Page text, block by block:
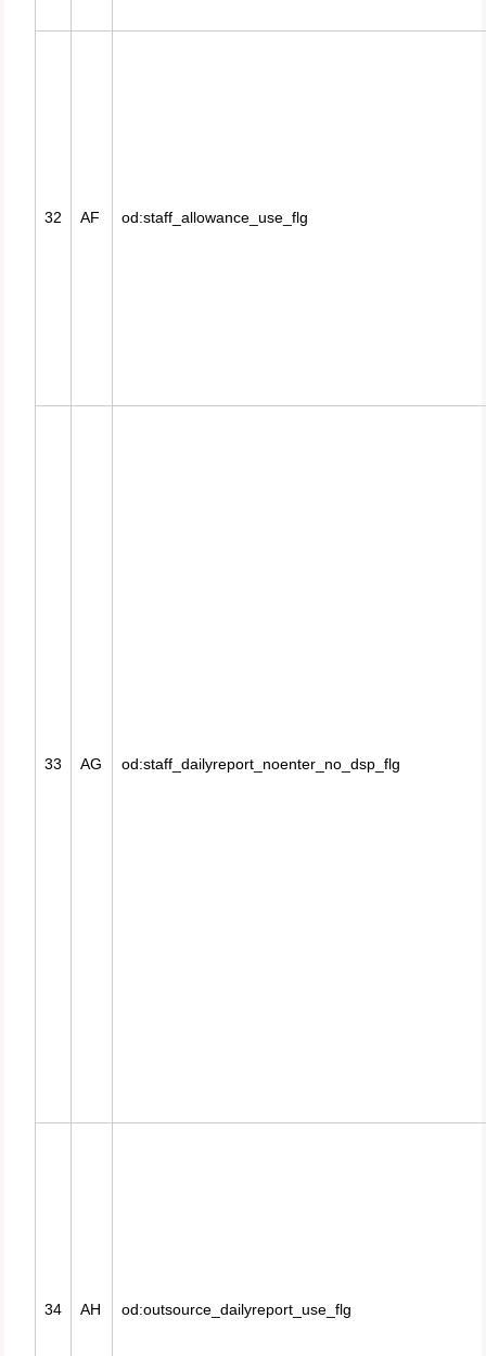
32 AF od:staff_allowance_use_flg
33 AG od:staff_dailyreport_noenter_no_dsp_flg
34 AH od:outsource_dailyreport_use_flg